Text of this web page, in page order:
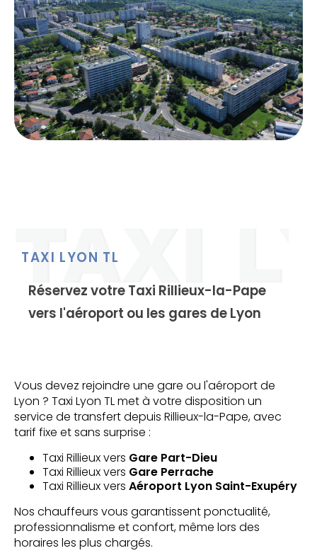
TAXI LYON TL
Réservez votre Taxi Rillieux-la-Pape
vers l'aéroport ou les gares de Lyon
Vous devez rejoindre une gare ou l'aéroport de
Lyon ? Taxi Lyon TL met à votre disposition un
service de transfert depuis Rillieux-la-Pape, avec
tarif fixe et sans surprise :
Taxi Rillieux vers Gare Part-Dieu
Taxi Rillieux vers Gare Perrache
Taxi Rillieux vers Aéroport Lyon Saint-Exupéry
Nos chauffeurs vous garantissent ponctualité,
professionnalisme et confort, même lors des
horaires les plus chargés.